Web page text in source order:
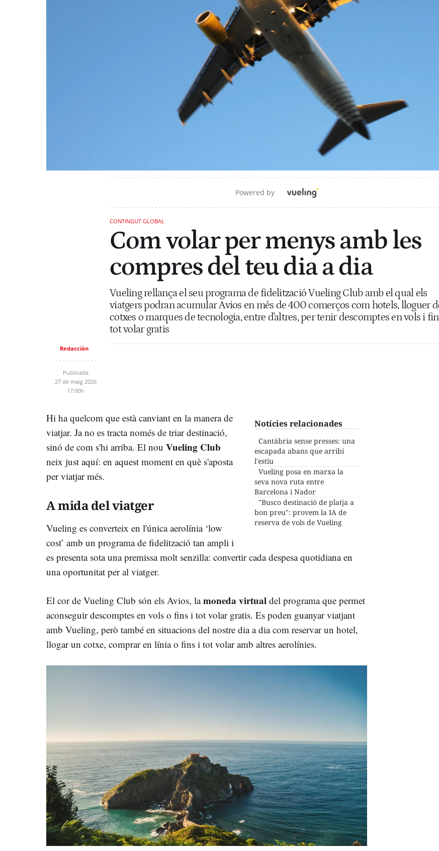
Powered by
CONTINGUT GLOBAL
Com volar per menys amb les
compres del teu dia a dia
Vueling rellança el seu programa de fidelització Vueling Club amb el qual els
viatgers podran acumular Avios en més de 400 comerços com hotels, lloguer
cotxes o marques de tecnologia, entre d'altres, per tenir descomptes en vols i
tot volar gratis
Redacción
Publicada
27 de maig 2026
17:00h
Notícies relacionades
Cantàbria sense presses: una
escapada abans que arribi
l'estiu
Vueling posa en marxa la
seva nova ruta entre
Barcelona i Nador
"Busco destinació de platja a
bon preu": provem la IA de
reserva de vols de Vueling
Hi ha quelcom que està canviant en la manera de
viatjar. Ja no es tracta només de triar destinació,
sinó de com s'hi arriba. El nou Vueling Club
neix just aquí: en aquest moment en què s'aposta
per viatjar més.
A mida del viatger
Vueling es converteix en l'única aerolínia ‘low
cost’ amb un programa de fidelització tan ampli i
es presenta sota una premissa molt senzilla: convertir cada despesa quotidiana en
una oportunitat per al viatger.
El cor de Vueling Club són els Avios, lamoneda virtual del programa que permet
aconseguir descomptes en vols o fins i tot volar gratis. Es poden guanyar viatjant
amb Vueling, però també en situacions del nostre dia a dia com reservar un hotel,
llogar un cotxe, comprar en línia o fins i tot volar amb altres aerolínies.